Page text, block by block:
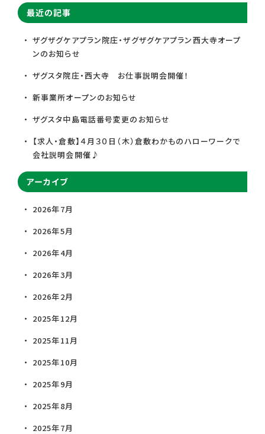
最近の記事
ザグザグケアプラン院庄・ザグザグケアプラン西大寺オープ
ンのお知らせ
ザグスタ院庄・西大寺 お仕事説明会開催！
新事業所オープンのお知らせ
ザグスタ中島電話番号変更のお知らせ
【求人・倉敷】４月３０日（木）倉敷わかものハローワークで
会社説明会開催♪
アーカイブ
2026年7月
2026年5月
2026年4月
2026年3月
2026年2月
2025年12月
2025年11月
2025年10月
2025年9月
2025年8月
2025年7月